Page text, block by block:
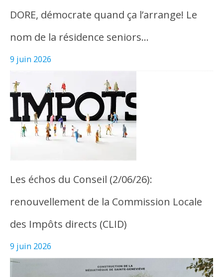
DORE, démocrate quand ça l’arrange! Le
nom de la résidence seniors…
9 juin 2026
Les échos du Conseil (2/06/26):
renouvellement de la Commission Locale
des Impôts directs (CLID)
9 juin 2026